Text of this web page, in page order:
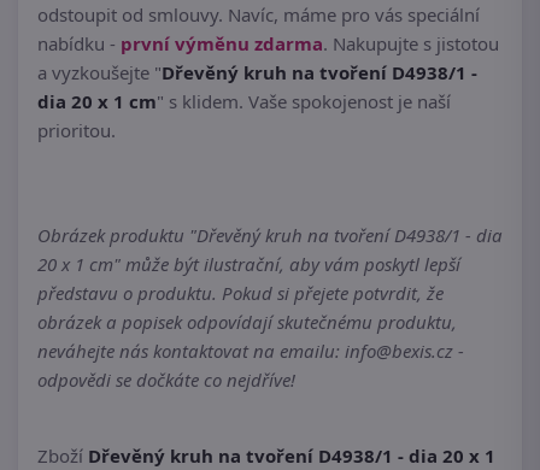
odstoupit od smlouvy. Navíc, máme pro vás speciální
nabídku - první výměnu zdarma. Nakupujte s jistotou
a vyzkoušejte "Dřevěný kruh na tvoření D4938/1 -
dia 20 x 1 cm" s klidem. Vaše spokojenost je naší
prioritou.
Obrázek produktu "Dřevěný kruh na tvoření D4938/1 - dia
20 x 1 cm" může být ilustrační, aby vám poskytl lepší
představu o produktu. Pokud si přejete potvrdit, že
obrázek a popisek odpovídají skutečnému produktu,
neváhejte nás kontaktovat na emailu: info@bexis.cz -
odpovědi se dočkáte co nejdříve!
Zboží Dřevěný kruh na tvoření D4938/1 - dia 20 x 1